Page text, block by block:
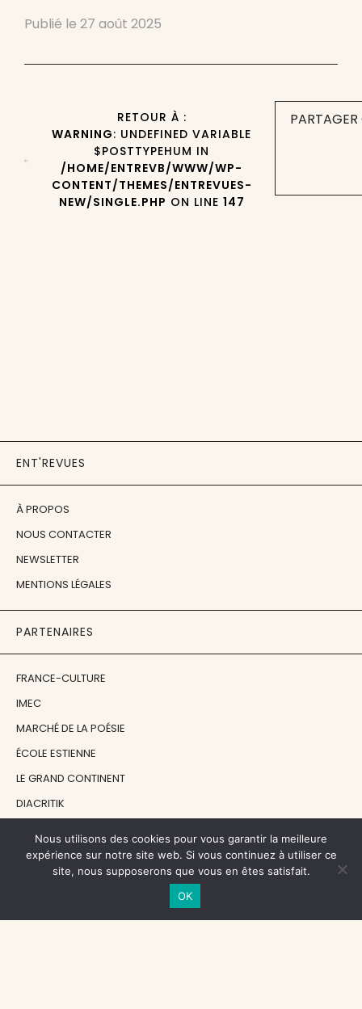
Publié le 27 août 2025
RETOUR À :
WARNING: UNDEFINED VARIABLE
$POSTTYPEHUM IN
/HOME/ENTREVB/WWW/WP-
CONTENT/THEMES/ENTREVUES-
NEW/SINGLE.PHP ON LINE 147
ENT'REVUES
À PROPOS
NOUS CONTACTER
NEWSLETTER
MENTIONS LÉGALES
PARTENAIRES
FRANCE-CULTURE
IMEC
MARCHÉ DE LA POÉSIE
ÉCOLE ESTIENNE
LE GRAND CONTINENT
DIACRITIK
NOS SOUTIENS
CENTRE NATIONAL DU LIVRE
Nous utilisons des cookies pour vous garantir la meilleure
expérience sur notre site web. Si vous continuez à utiliser ce
site, nous supposerons que vous en êtes satisfait.
OK